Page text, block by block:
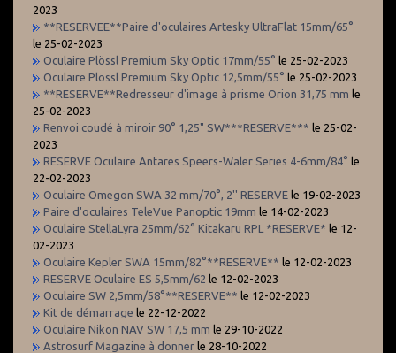
2023
**RESERVEE**Paire d'oculaires Artesky UltraFlat 15mm/65°
le 25-02-2023
Oculaire Plössl Premium Sky Optic 17mm/55° le 25-02-2023
Oculaire Plössl Premium Sky Optic 12,5mm/55° le 25-02-2023
**RESERVE**Redresseur d'image à prisme Orion 31,75 mm le
25-02-2023
Renvoi coudé à miroir 90° 1,25" SW***RESERVE*** le 25-02-
2023
RESERVE Oculaire Antares Speers-Waler Series 4-6mm/84° le
22-02-2023
Oculaire Omegon SWA 32 mm/70°, 2'' RESERVE le 19-02-2023
Paire d'oculaires TeleVue Panoptic 19mm le 14-02-2023
Oculaire StellaLyra 25mm/62° Kitakaru RPL *RESERVE* le 12-
02-2023
Oculaire Kepler SWA 15mm/82°**RESERVE** le 12-02-2023
RESERVE Oculaire ES 5,5mm/62 le 12-02-2023
Oculaire SW 2,5mm/58°**RESERVE** le 12-02-2023
Kit de démarrage le 22-12-2022
Oculaire Nikon NAV SW 17,5 mm le 29-10-2022
Astrosurf Magazine à donner le 28-10-2022